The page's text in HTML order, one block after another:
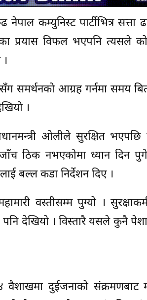
कम्युनिस्ट पार्टीभित्र सत्ता
प्रयास विफल भएपनि त्यसले
समर्थनको आग्रह गर्नमा समय
।
ओलीले सुरक्षित
ठिक नभएकोमा ध्यान दिन
बल्ल कडा निर्देशन दिए ।
वस्तीसम्म पुग्यो ।
पनि देखियो । विस्तारै यसले कुनै
दुईजनाको संक्रमणबाट